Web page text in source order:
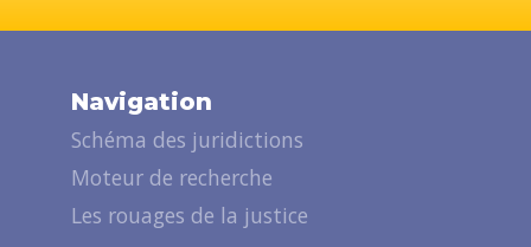
Navigation
Schéma des juridictions
Moteur de recherche
Les rouages de la justice